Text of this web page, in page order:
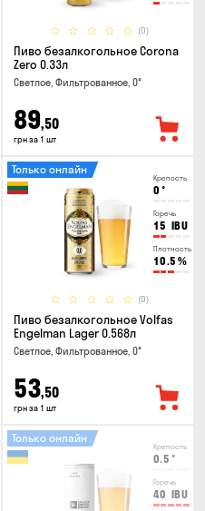
(0)
Пиво безалкогольное Corona
Zero 0.33л
Светлое, Фильтрованное, 0°
89,50
грн за 1 шт
Крепость
0 °
Горечь
15 IBU
Плотность
10.5 %
(0)
Только онлайн
Пиво безалкогольное Volfas
Engelman Lager 0.568л
Светлое, Фильтрованное, 0°
53,50
грн за 1 шт
Крепость
0.5 °
Горечь
40 IBU
Только онлайн